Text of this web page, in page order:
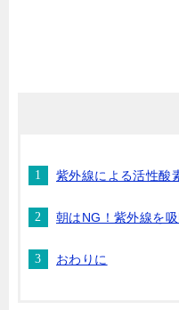
紫外線による活性酸
朝はNG！紫外線を
おわりに